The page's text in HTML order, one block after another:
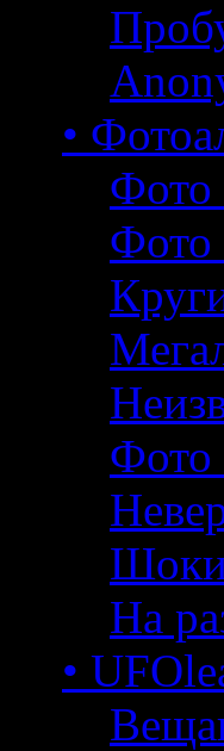
•
Фото
Фото
На
•